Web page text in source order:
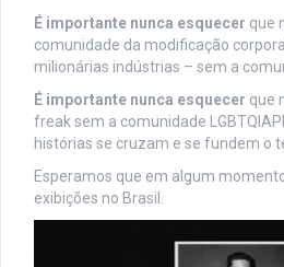
É importante nunca esquecer que
comunidade da modificação
milionárias indústrias – sem a
É importante nunca esquecer que
freak sem a comunidade
histórias se cruzam e se fundem o
Esperamos que em algum
exibições no Brasil.